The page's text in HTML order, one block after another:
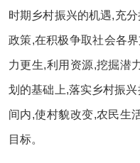
时期乡村振兴的机遇,充
政策,在积极争取社会各
力更生,利用资源,挖掘潜
划的基础上,落实乡村振
间内,使村貌改变,农民生
目标。